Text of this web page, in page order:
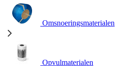
Omsnoeringsmaterialen
Opvulmaterialen